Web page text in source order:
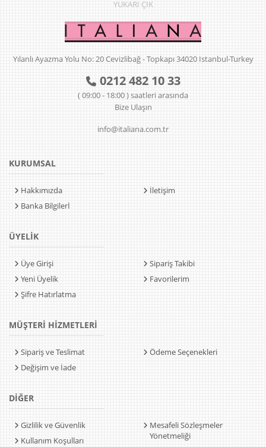
YUKARI ÇIK
Yılanlı Ayazma Yolu No: 20 Cevizlibağ - Topkapı 34020 Istanbul-Turkey
0212 482 10 33
( 09:00 - 18:00 ) saatleri arasında
Bize Ulaşın
info@italiana.com.tr
KURUMSAL
Hakkımızda
Banka Bilgilerİ
İletişim
ÜYELİK
Üye Girişi
Yeni Üyelik
Şifre Hatırlatma
Sipariş Takibi
Favorilerim
MÜŞTERİ HİZMETLERİ
Sipariş ve Teslimat
Değişim ve İade
Ödeme Seçenekleri
DİĞER
Gizlilik ve Güvenlik
Kullanım Koşulları
Mesafeli Sözleşmeler
Yönetmeliği